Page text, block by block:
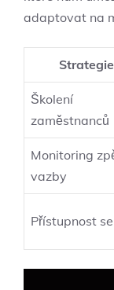
adaptovat na
Strategie
Školení
zaměstnanců
Monitoring
vazby
Přístupnost